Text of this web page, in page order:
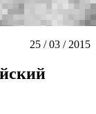
25 / 03 / 2015